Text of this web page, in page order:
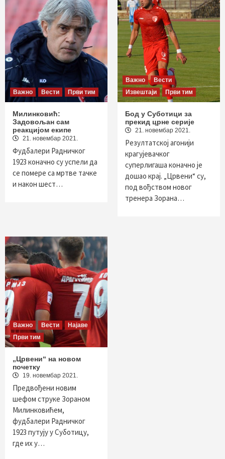
Важно Вести Први тим
Милинковић:
Задовољан сам
реакцијом екипе
21. новембар 2021.
Фудбалери Радничког
1923 коначно су успели да
се помере са мртве тачке
и након шест…
Важно
Вести
Извештаји
Први тим
Бод у Суботици за
прекид црне серије
21. новембар 2021.
Резултатској агонији
крагујевачког
суперлигаша коначно је
дошао крај. „Црвени“ су,
под вођством новог
тренера Зорана…
Важно Вести
Најаве
Први тим
„Црвени“ на новом
почетку
19. новембар 2021.
Предвођени новим
шефом струке Зораном
Милинковићем,
фудбалери Радничког
1923 путују у Суботицу,
где их у…